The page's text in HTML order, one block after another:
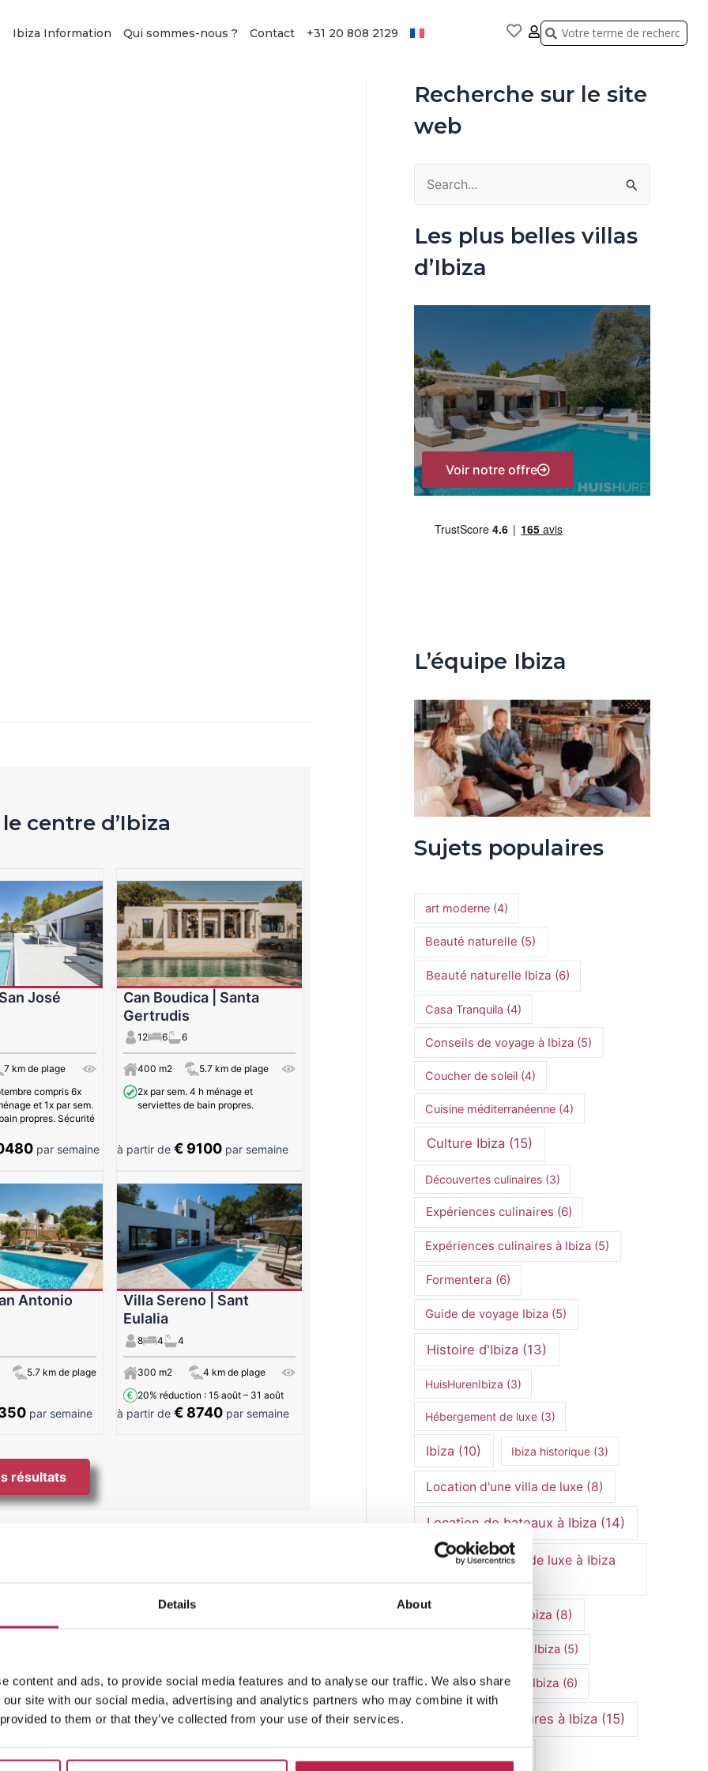
Details About
content and ads, to provide social media features and to analyse our traffic. We also share
site with our social media, advertising and analytics partners who may combine it with
to them or that they’ve collected from your use of their services.
Ibiza Information Qui sommes-nous ? Contact +31 20 808 2129 Rechercher
Rechercher
centre d’Ibiza
José
7 km de plage
compris 6x
et 1x par sem.
propres. Sécurité
par semaine
Can Boudica | Santa
Gertrudis
12 6 6
400 m2
5.7 km de plage
2x par sem. 4 h ménage et
serviettes de bain propres.
à partir de€ 9100 par semaine
Antonio
5.7 km de plage
par semaine
Villa Sereno | Sant
Eulalia
8 4 4
300 m2
4 km de plage
20% réduction : 15 août – 31 août
à partir de€ 8740 par semaine
résultats
Recherche sur le site
web
c
h
h
e
r
:
Les plus belles villas
d’Ibiza
Voir notre offre
L’équipe Ibiza
Sujets populaires
art moderne (4)
Beauté naturelle (5)
Beauté naturelle Ibiza (6)
Casa Tranquila (4)
Conseils de voyage à Ibiza (5)
Coucher de soleil (4)
Cuisine méditerranéenne (4)
Culture Ibiza (15)
Découvertes culinaires(3)
Expériences culinaires(6)
Expériences culinaires à Ibiza (5)
Formentera (6)
Guide de voyage Ibiza (5)
Histoire d'Ibiza (13)
HuisHurenIbiza (3)
Hébergement de luxe(3)
Ibiza (10) Ibiza historique (3)
Location d'une villa de luxe (8)
Location de bateaux à Ibiza (14)
Location de villa de luxe à Ibiza
Location de villa Ibiza (8)
Location de villas à Ibiza (5)
Location de villa à Ibiza (6)
Location de voitures à Ibiza (15)